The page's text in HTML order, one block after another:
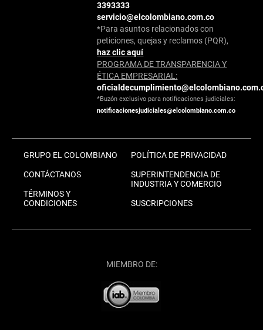
3393333
servicio@elcolombiano.com.co
*Para asuntos relacionados con
peticiones, quejas y reclamos (PQR),
haz clic aquí
PROGRAMA DE TRANSPARENCIA Y
ÉTICA EMPRESARIAL:
*Buzón exclusivo para notificaciones judiciales:
notificacionesjudiciales@elcolombiano.com.co
GRUPO EL COLOMBIANO
CONTÁCTANOS
TÉRMINOS Y
CONDICIONES
POLÍTICA DE PRIVACIDAD
SUPERINTENDENCIA DE
INDUSTRIA Y COMERCIO
SUSCRIPCIONES
MIEMBRO DE: